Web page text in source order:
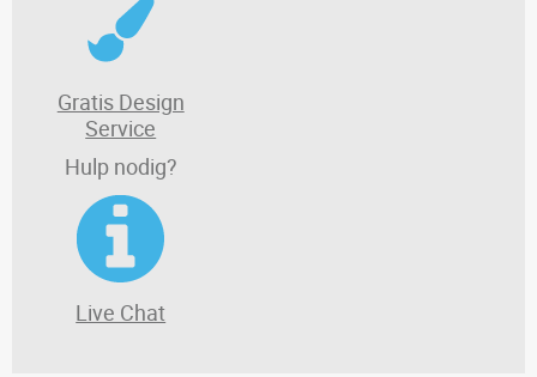
Gratis Design
Service
Hulp nodig?
Live Chat